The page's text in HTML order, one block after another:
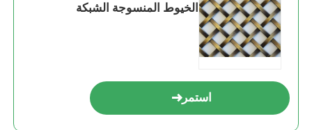
الخيوط المنسوجة الشبكة
استمر